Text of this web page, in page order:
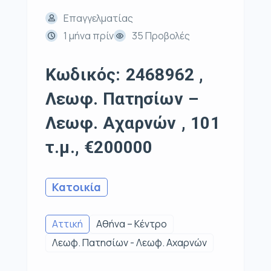
Επαγγελματίας
1 μήνα πρίν
35 Προβολές
Κωδικός: 2468962 ,
Λεωφ. Πατησίων –
Λεωφ. Αχαρνών , 101
τ.μ., €200000
Κατοικία
Αττική
Αθήνα – Κέντρο
Λεωφ. Πατησίων - Λεωφ. Αχαρνών